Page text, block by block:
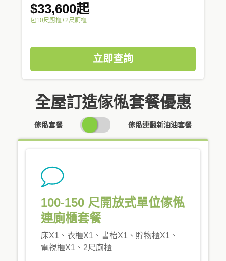
$33,600起
包10尺廚櫃+2尺廁櫃
立即查詢
全屋訂造傢俬套餐優惠
傢俬套餐
SWITCH
PRICING
傢俬連翻新油油套餐
100-150 尺開放式單位傢俬
連廁櫃套餐
床X1、衣櫃X1、書枱X1、貯物櫃X1、
電視櫃X1、2尺廁櫃